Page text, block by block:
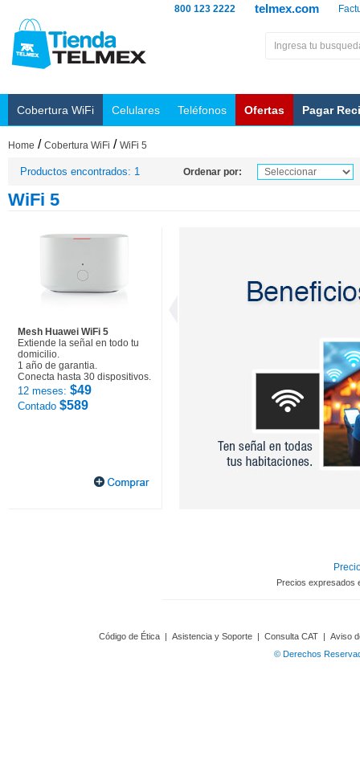
telmex.com
800 123 2222
Cobertura WiFi Celulares Teléfonos Ofertas Pagar
Home / Cobertura WiFi / WiFi 5
Productos encontrados: 1 Ordenar por:
WiFi 5
Mesh Huawei WiFi 5
Extiende la señal en todo tu
domicilio.
1 año de garantia.
Conecta hasta 30 dispositivos.
12 meses: $49
Contado $589
Precios expresados
Código de Ética | Asistencia y Soporte | Consulta CAT | Aviso
© Derechos